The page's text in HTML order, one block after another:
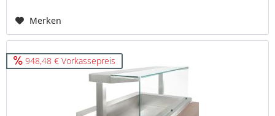
Merken
948,48 € Vorkassepreis